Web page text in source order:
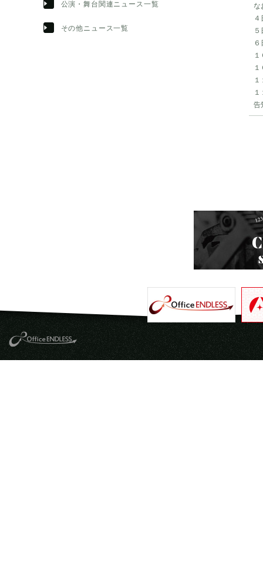
公演・舞台関連ニュース一覧
その他ニュース一覧
な
告